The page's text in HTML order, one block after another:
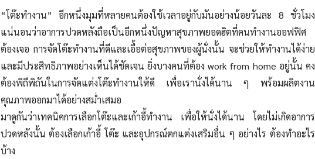
“โต๊ะทำงาน” อีกหนึ่งมุมที่หลายคนต้องใช้เวลาอยู่กับมันอย่างน้อยวันละ 8 ชั่วโมง
แน่นอนว่าอาการปวดหลังถือเป็นอีกหนึ่งปัญหาสุขภาพยอดฮิตที่คนทำงานออฟฟิศ
ต้องเจอ การจัดโต๊ะทำงานที่ดีและเอื้อต่อสุขภาพของผู้นั่งนั้น จะช่วยให้ทำงานได้ง่าย
และมีประสิทธิภาพอย่างเห็นได้ชัดเจน ยิ่งบางคนที่ต้อง work from home อยู่นั้น คง
ต้องพิถีพิถันในการจัดแต่งโต๊ะทำงานให้ดี เพื่อเรานั่งได้นาน ๆ พร้อมผลิตงาน
คุณภาพออกมาได้อย่างสม่ำเสมอ
มาดูกันว่าเทคนิคการเลือกโต๊ะและเก้าอี้ทำงาน เพื่อให้นั่งได้นาน โดยไม่เกิดอาการ
ปวดหลังนั้น ต้องเลือกเก้าอี้ โต๊ะ และอุปกรณ์ตกแต่งเสริมอื่น ๆ อย่างไร ต้องทำอะไร
บ้าง